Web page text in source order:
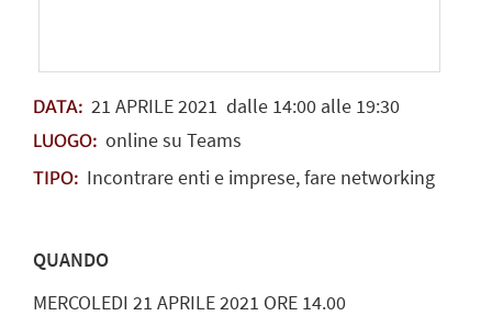
DATA: 21 APRILE2021 dalle 14:00 alle 19:30
LUOGO: online su Teams
TIPO: Incontrare enti e imprese, fare networking
QUANDO
MERCOLEDI 21 APRILE 2021 ORE 14.00